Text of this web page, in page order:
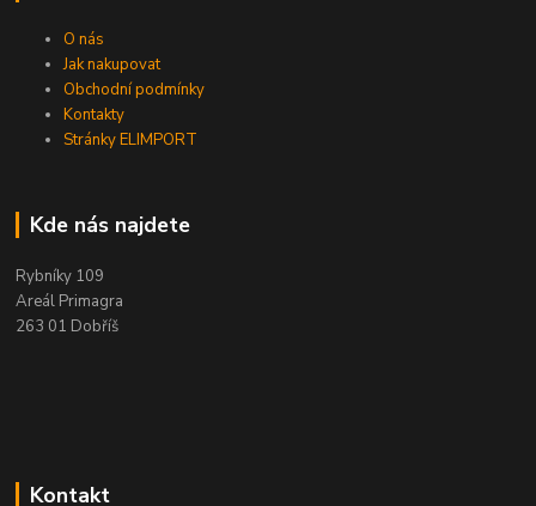
O nás
Jak nakupovat
Obchodní podmínky
Kontakty
Stránky ELIMPORT
Kde nás najdete
Rybníky 109
Areál Primagra
263 01 Dobříš
Kontakt